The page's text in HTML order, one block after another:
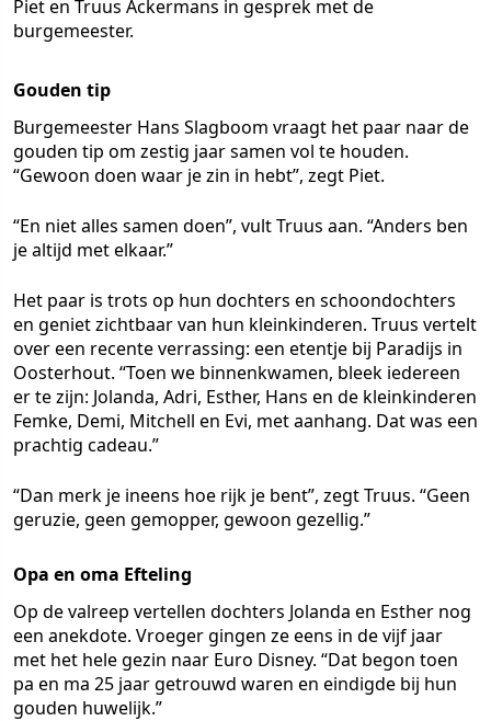
Piet en Truus Ackermans in gesprek met de
burgemeester.
Gouden tip
Burgemeester Hans Slagboom vraagt het paar naar de
gouden tip om zestig jaar samen vol te houden.
“Gewoon doen waar je zin in hebt”, zegt Piet.
“En niet alles samen doen”, vult Truus aan. “Anders ben
je altijd met elkaar.”
Het paar is trots op hun dochters en schoondochters
en geniet zichtbaar van hun kleinkinderen. Truus vertelt
over een recente verrassing: een etentje bij Paradijs in
Oosterhout. “Toen we binnenkwamen, bleek iedereen
er te zijn: Jolanda, Adri, Esther, Hans en de kleinkinderen
Femke, Demi, Mitchell en Evi, met aanhang. Dat was een
prachtig cadeau.”
“Dan merk je ineens hoe rijk je bent”, zegt Truus. “Geen
geruzie, geen gemopper, gewoon gezellig.”
Opa en oma Efteling
Op de valreep vertellen dochters Jolanda en Esther nog
een anekdote. Vroeger gingen ze eens in de vijf jaar
met het hele gezin naar Euro Disney. “Dat begon toen
pa en ma 25 jaar getrouwd waren en eindigde bij hun
gouden huwelijk.”